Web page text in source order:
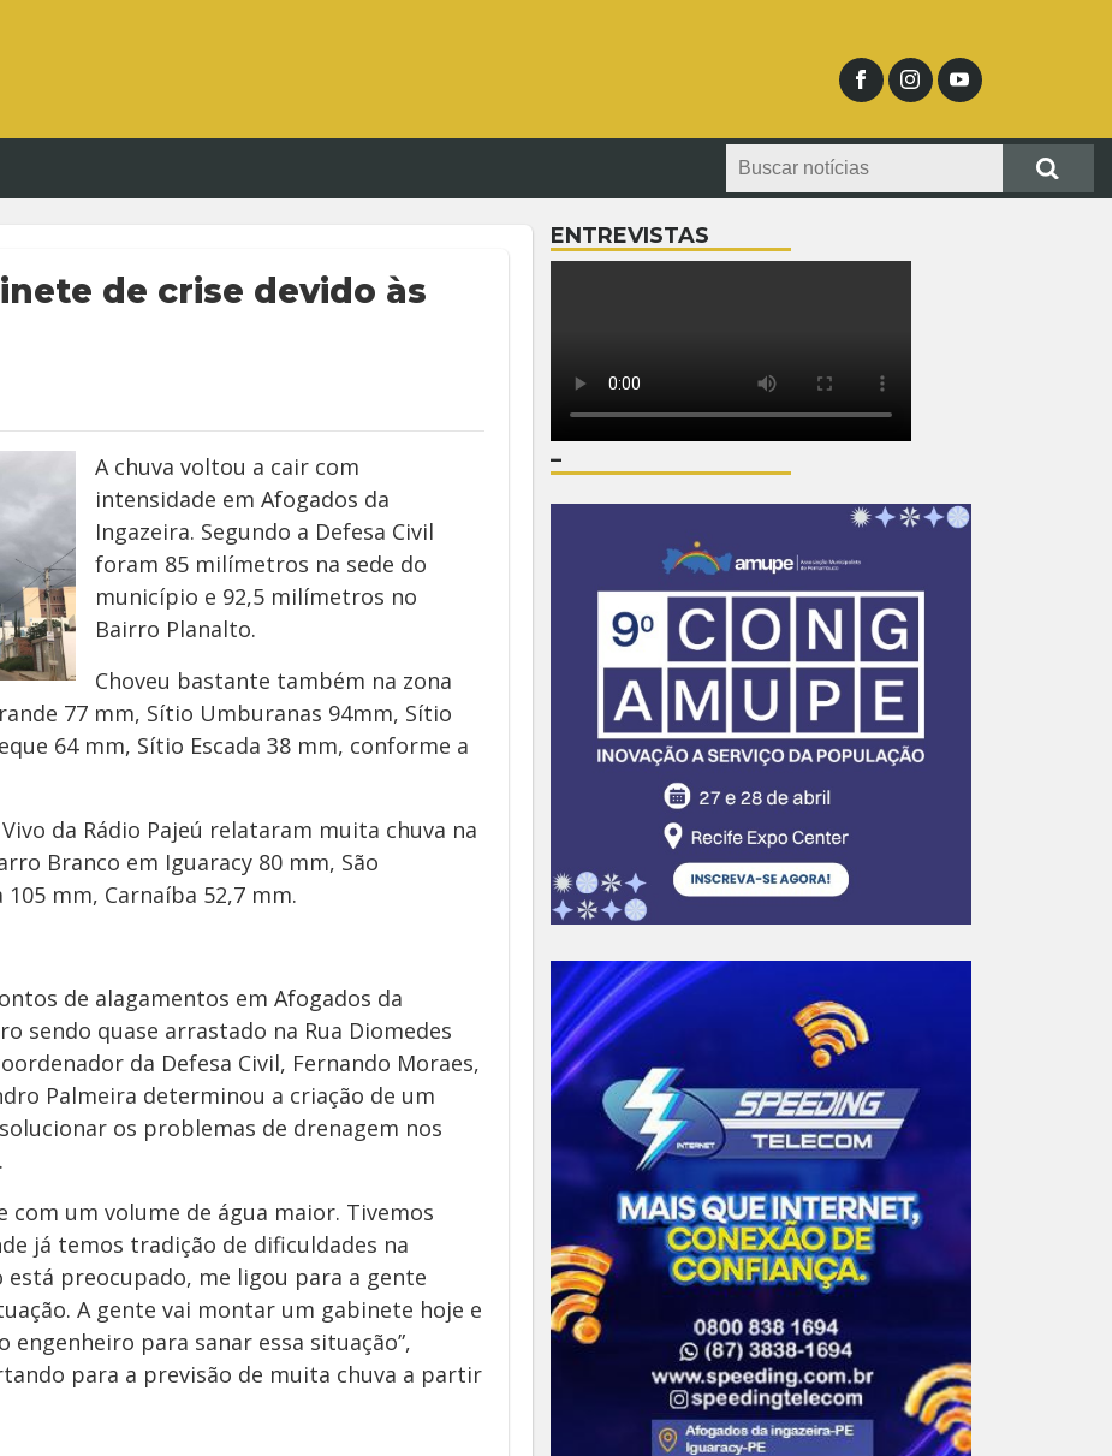
de crise devido às
A chuva voltou a cair com
intensidade em Afogados da
Ingazeira. Segundo a Defesa Civil
foram 85 milímetros na sede do
município e 92,5 milímetros no
Bairro Planalto.
Choveu bastante também na zona
77 mm, Sítio Umburanas 94mm, Sítio
64 mm, Sítio Escada 38 mm, conforme a
da Rádio Pajeú relataram muita chuva na
Branco em Iguaracy 80 mm, São
mm, Carnaíba 52,7 mm.
de alagamentos em Afogados da
sendo quase arrastado na Rua Diomedes
da Defesa Civil, Fernando Moraes,
Palmeira determinou a criação de um
os problemas de drenagem nos
com um volume de água maior. Tivemos
já temos tradição de dificuldades na
preocupado, me ligou para a gente
A gente vai montar um gabinete hoje e
engenheiro para sanar essa situação”,
para a previsão de muita chuva a partir
ENTREVISTAS
–